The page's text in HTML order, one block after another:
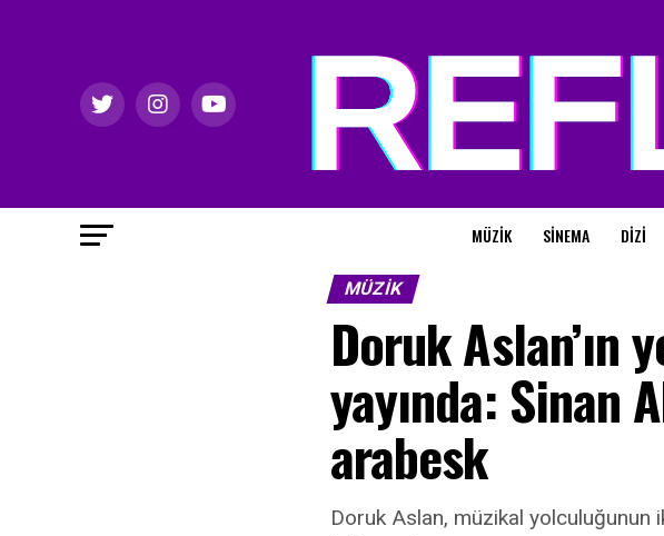
MÜZIK SINEMA DIZI
MÜZIK
Doruk Aslan’ın
yayında: Sinan
arabesk
Doruk Aslan, müzikal yolculuğunun